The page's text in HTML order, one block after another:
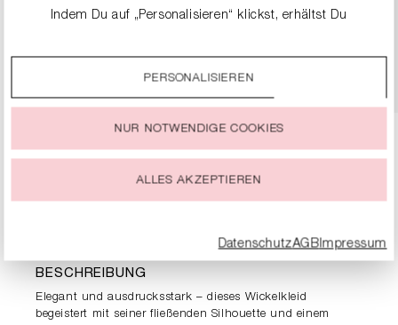
134,90 € 269,00 €
BESCHREIBUNG
Elegant und ausdrucksstark – dieses Wickelkleid
begeistert mit seiner fließenden Silhouette und einem
Indem Du auf „Personalisieren“ klickst, erhältst Du
Durch einen Klick auf das Auswahlfeld „Alle akzeptieren“
stimmst Du der Verwendung aller Cookies zu, die unter
jeder Zeit ändern oder widerrufen.
PERSONALISIEREN
NUR NOTWENDIGE COOKIES
ALLES AKZEPTIEREN
DatenschutzAGBImpressum